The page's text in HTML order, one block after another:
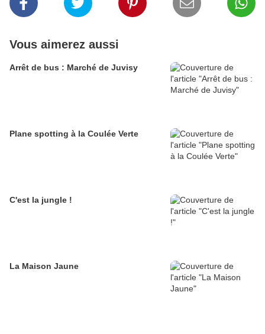
Vous aimerez aussi
Arrêt de bus : Marché de Juvisy
Plane spotting à la Coulée Verte
C'est la jungle !
La Maison Jaune